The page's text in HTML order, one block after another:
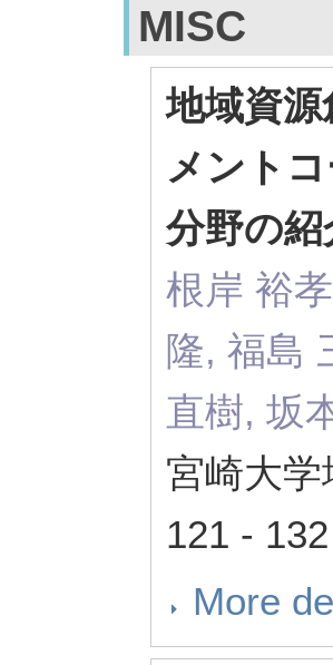
MISC
地域資
メント
分野の
根岸 裕
隆, 福島
直樹, 坂
宮崎大
121 -
More